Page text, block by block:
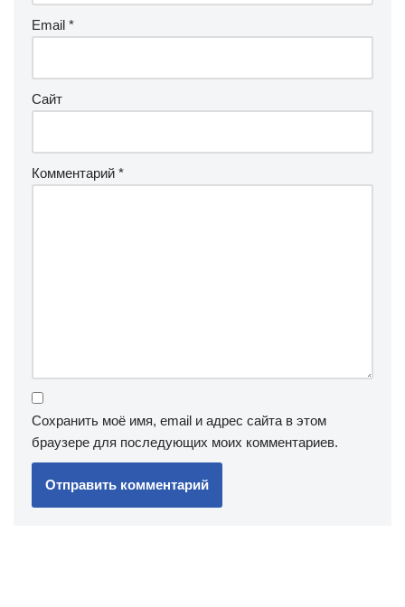
Email *
Сайт
Комментарий *
Сохранить моё имя, email и адрес сайта в этом
браузере для последующих моих комментариев.